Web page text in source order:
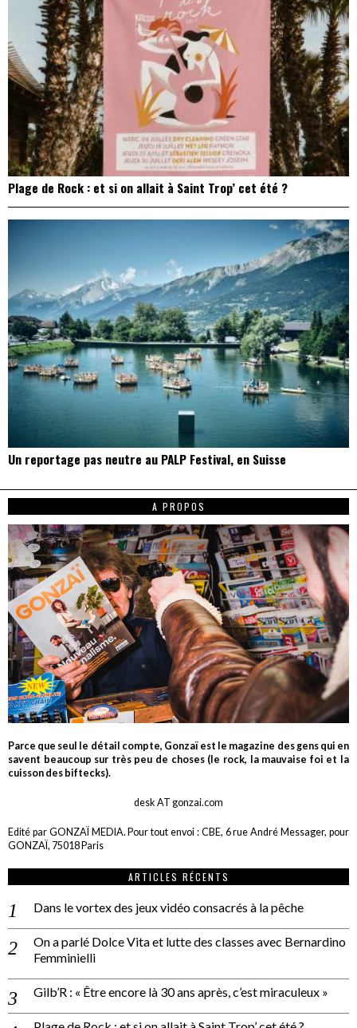
Plage de Rock : et si on allait à Saint Trop’ cet été ?
Un reportage pas neutre au PALP Festival, en Suisse
A PROPOS
Parce que seul le détail compte, Gonzaï est le magazine des gens qui en
savent beaucoup sur très peu de choses (le rock, la mauvaise foi et la
cuisson des biftecks).
desk AT gonzai.com
Edité par GONZAÏ MEDIA. Pour tout envoi : CBE, 6 rue André Messager, pour
GONZAÏ, 75018 Paris
ARTICLES RÉCENTS
Dans le vortex des jeux vidéo consacrés à la pêche
On a parlé Dolce Vita et lutte des classes avec Bernardino
Femminielli
Gilb’R : « Être encore là 30 ans après, c’est miraculeux »